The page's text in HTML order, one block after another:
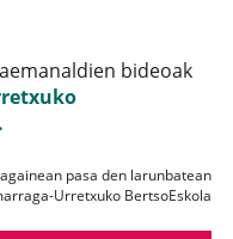
bideoak
pasa den larunbatean
Urretxuko BertsoEskola